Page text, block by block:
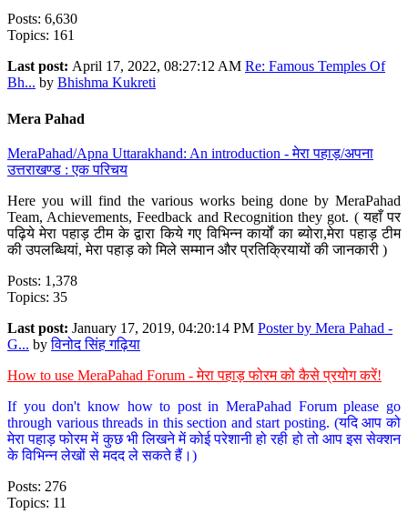
Posts: 6,630
Topics: 161
Last post: April 17, 2022, 08:27:12 AM Re: Famous Temples Of
Bh... by Bhishma Kukreti
Mera Pahad
MeraPahad/Apna Uttarakhand: An introduction - मेरा पहाड़/अपना
उत्तराखण्ड : एक परिचय
Here you will find the various works being done by MeraPahad
Team, Achievements, Feedback and Recognition they got. ( यहाँ पर
पढ़िये मेरा पहाड़ टीम के द्वारा किये गए विभिन्न कार्यों का ब्योरा,मेरा पहाड़ टीम
की उपलब्धियां, मेरा पहाड़ को मिले सम्मान और प्रतिक्रियायों की जानकारी )
Posts: 1,378
Topics: 35
Last post: January 17, 2019, 04:20:14 PM Poster by Mera Pahad -
G... byविनोद सिंह गढ़िया
How to use MeraPahad Forum - मेरा पहाड़ फोरम को कैसे प्रयोग करें!
If you don't know how to post in MeraPahad Forum please go
through various threads in this section and start posting. (यदि आप को
मेरा पहाड़ फोरम में कुछ भी लिखने में कोई परेशानी हो रही हो तो आप इस सेक्शन
के विभिन्न लेखों से मदद ले सकते हैं।)
Posts: 276
Topics: 11